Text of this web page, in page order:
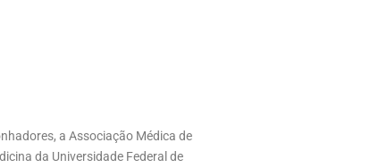
a Associação Médica de
da Universidade Federal de